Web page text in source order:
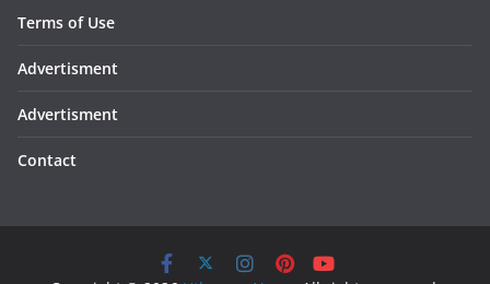
Terms of Use
Advertisment
Advertisment
Contact